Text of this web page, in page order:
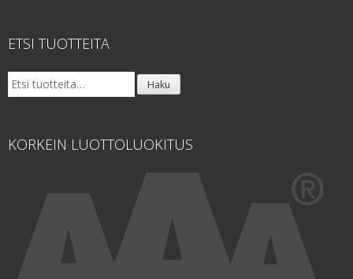
ETSI TUOTTEITA
Etsi: Haku
KORKEIN LUOTTOLUOKITUS